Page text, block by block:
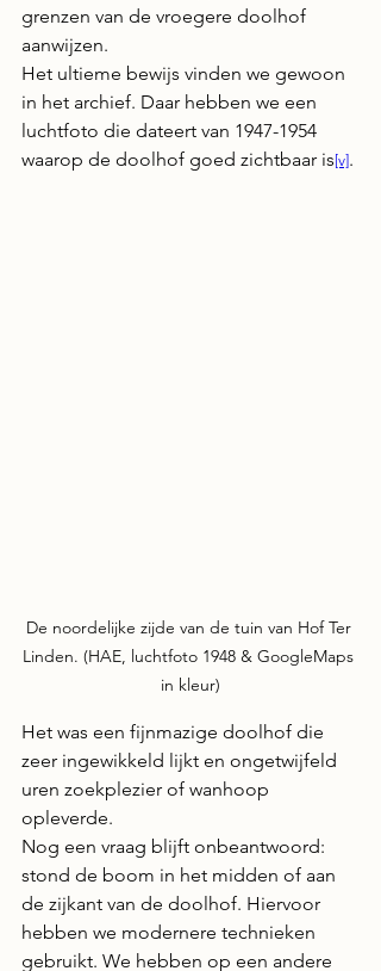
grenzen van de vroegere doolhof
aanwijzen.
Het ultieme bewijs vinden we gewoon
in het archief. Daar hebben we een
luchtfoto die dateert van 1947-1954
waarop de doolhof goed zichtbaar is[v].
De noordelijke zijde van de tuin van Hof Ter
Linden. (HAE, luchtfoto 1948 & GoogleMaps
in kleur)
Het was een fijnmazige doolhof die
zeer ingewikkeld lijkt en ongetwijfeld
uren zoekplezier of wanhoop
opleverde.
Nog een vraag blijft onbeantwoord:
stond de boom in het midden of aan
de zijkant van de doolhof. Hiervoor
hebben we modernere technieken
gebruikt. We hebben op een andere